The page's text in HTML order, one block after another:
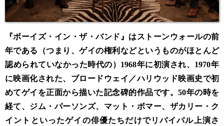
『ボーイズ・イン・ザ・バンド』はストーンウォールの前
年である（つまり、ゲイの権利などというものがほとんど
認められていなかった時代の）1968年に初演され、1970年
に映画化された、ブロードウェイ／ハリウッド映画史で初
めてゲイを正面から描いた記念碑的作品です。50年の時を
経て、ジム・パーソンズ、マット・ボマー、ザカリー・ク
イントといったゲイの俳優たちだけでリバイバル上演さ